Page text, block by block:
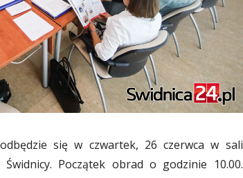
się w czwartek, 26 czerwca w sali
Początek obrad o godzinie 10.00.